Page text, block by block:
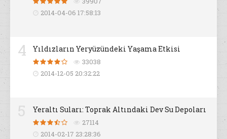
2014-04-06 17:58:13
4 Yıldızların Yeryüzündeki Yaşama Etkisi
33038
2014-12-05 20:32:22
Yeraltı Suları: Toprak Altındaki Dev Su Depoları
27114
2014-02-17 23:28:36